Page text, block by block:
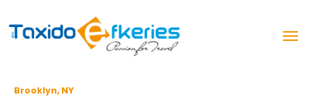
Brooklyn, NY